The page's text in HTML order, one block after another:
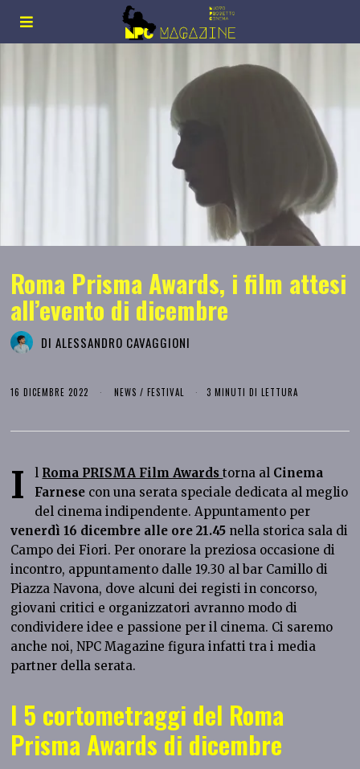
Roma Prisma Awards, i film attesi
all’evento di dicembre
DIALESSANDRO CAVAGGIONI
16 DICEMBRE 2022 NEWS / FESTIVAL 3 MINUTI DI LETTURA
I l Roma PRISMA Film Awardstorna al Cinema
Farnese con una serata speciale dedicata al meglio
del cinema indipendente. Appuntamento per
venerdì 16 dicembre alle ore 21.45 nella storica sala di
Campo dei Fiori. Per onorare la preziosa occasione di
incontro, appuntamento dalle 19.30 al bar Camillo di
Piazza Navona, dove alcuni dei registi in concorso,
giovani critici e organizzatori avranno modo di
condividere idee e passione per il cinema. Ci saremo
anche noi, NPC Magazine figura infatti tra i media
partner della serata.
I 5 cortometraggi del Roma
Prisma Awards di dicembre